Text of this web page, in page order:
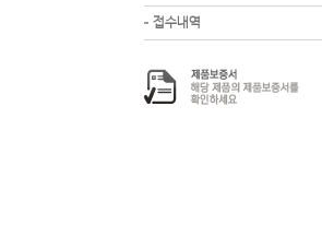
접수내역